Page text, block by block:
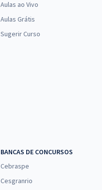
Aulas ao Vivo
Aulas Grátis
Sugerir Curso
BANCAS DE CONCURSOS
Cebraspe
Cesgranrio